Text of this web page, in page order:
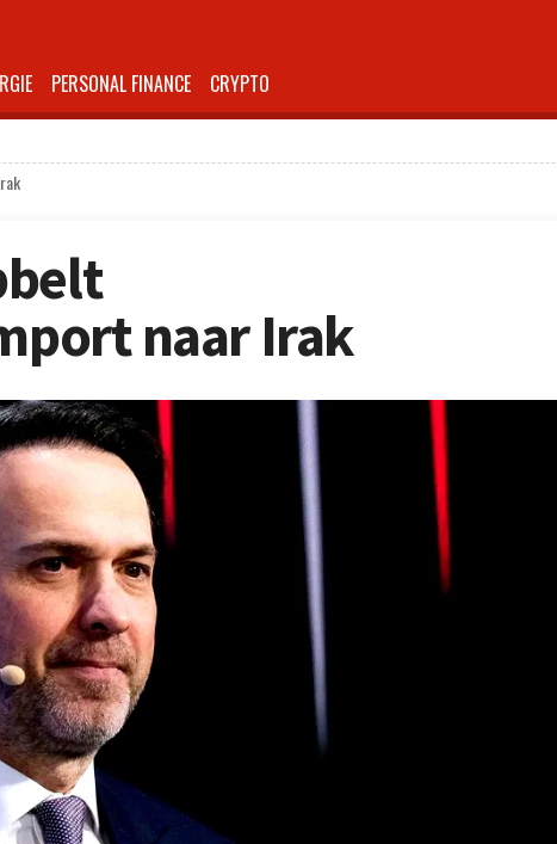
PERSONAL FINANCE CRYPTO
naar Irak